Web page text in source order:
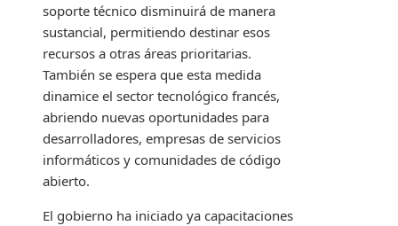
soporte técnico disminuirá de manera
sustancial, permitiendo destinar esos
recursos a otras áreas prioritarias.
También se espera que esta medida
dinamice el sector tecnológico francés,
abriendo nuevas oportunidades para
desarrolladores, empresas de servicios
informáticos y comunidades de código
abierto.
El gobierno ha iniciado ya capacitaciones